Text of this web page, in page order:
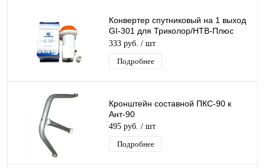
Конвертер спутниковый на 1 выход
GI-301 для Триколор/НТВ-Плюс
круговой поляризации Galaxy
Innovation
333 руб. / шт
Подробнее
Кронштейн составной ПКС-90 к
Ант-90
495 руб. / шт
Подробнее